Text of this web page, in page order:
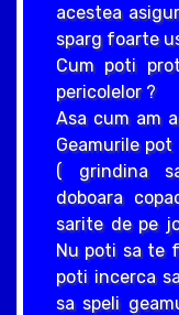
acestea
sparg foarte
Cum poti
pericolelor ?
Asa cum am
Geamurile
( grindina
doboara
sarite de pe
Nu poti sa te
poti incerca
sa speli